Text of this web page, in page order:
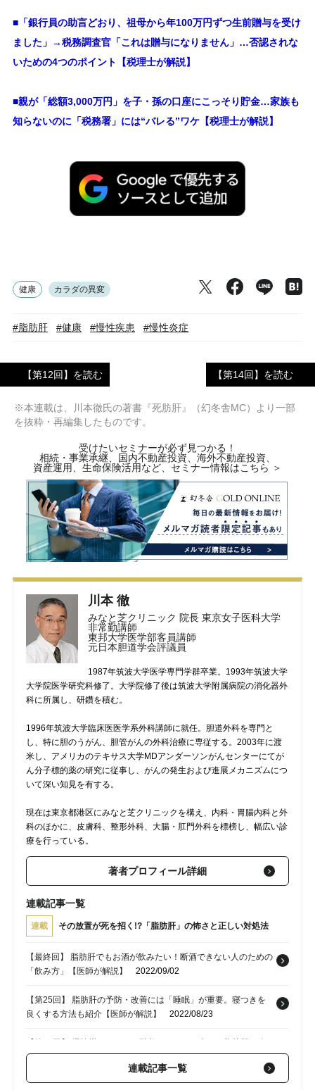
■ 「銀行員の助言どおり、祖母から年100万円ずつ生前贈与を受け
ました」→税務調査官「これは贈与になりません」…否認されな
いための4つのポイント【税理士が解説】
■親が「総額3,000万円」を子・孫の口座にこっそり貯金…家族も
知らないのに「税務署」には“バレる”ワケ【税理士が解説】
健康 カラダの異変
#脂肪肝 #健康 #慢性疾患 #慢性炎症
【第12回】を読む 【第14回】を読む
※本連載は、川本徹氏の著書『死肪肝』（幻冬舎MC）より一部
を抜粋・再編集したものです。
受けたいセミナーが必ず見つかる！
相続・事業承継、国内不動産投資、海外不動産投資、
資産運用、生命保険活用など、セミナー情報はこちら ＞
川本 徹
みなと芝クリニック 院長 東京女子医科大学
非常勤講師
東邦大学医学部客員講師
元日本胆道学会評議員
1987年筑波大学医学専門学群卒業。1993年筑波大学
大学院医学研究科修了。大学院修了後は筑波大学附属病院の消化器外
科に所属し、研鑽を積む。
1996年筑波大学臨床医医学系外科講師に就任。胆道外科を専門と
し、特に胆のうがん、胆管がんの外科治療に専従する。2003年に渡
米し、アメリカのテキサス大学MDアンダーソンがんセンターにてが
ん分子標的薬の研究に従事し、がんの発生および進展メカニズムにつ
いて深い知見を有する。
現在は東京都港区にみなと芝クリニックを構え、内科・胃腸内科と外
科のほかに、皮膚科、整形外科、大腸・肛門外科を標榜し、幅広い診
療を行っている。
著者プロフィール詳細
連載記事一覧
連載 その放置が死を招く!?「脂肪肝」の怖さと正しい対処法
【最終回】 脂肪肝でもお酒が飲みたい！断酒できない人のための
「飲み方」【医師が解説】
2022/09/02
【第25回】 脂肪肝の予防・改善には「睡眠」が重要。寝つきを
良くする方法も紹介【医師が解説】
2022/08/23
善する「運動」【医師が解説】2022/08/16
【第23回】 医師が教える 無理なく確実に“脂肪を減らす”生活習
連載記事一覧